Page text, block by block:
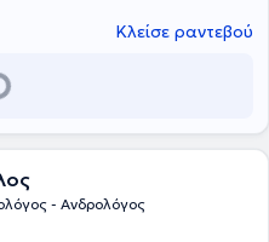
Κλείσε ραντεβού
- Ανδρολόγος